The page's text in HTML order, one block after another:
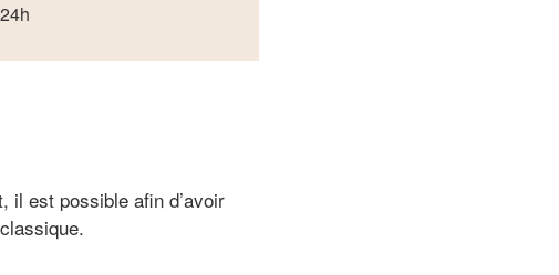
il est possible afin d’avoir